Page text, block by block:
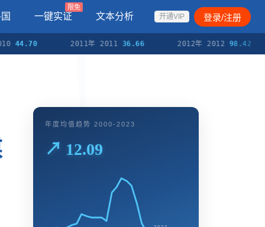
一键实证
限免
文本分析 开通VIP 登录/注册
2011年 2011 36.66 2012年 2012 98.42
年度均值趋势 2000-2023
↗ 12.09